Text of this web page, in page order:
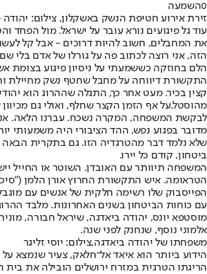
0השמעה
זירת אירוע חטיפת הנשק באשקלון, צילום: יהודה
עוד גל פיגועים נורא עובר על ישראל. מול הפחד
את המחבלים, חשוב להיות דרוכים - אבל קל
הזה, אני רוצה לכתוב פה על גורלו של אדם בלי
הלם בחוזקה כששמעתי על ניסיון פיגוע בצומת
התקשורת דיווחה על מחבל שחטף נשק מחיילת
קצין בכיר. מעט אחר כך, התגלה שההרוג הוא
מהוסטל.על אף הזמן הקצר שחלף, ואולי גם
לבקשת המשפחה, המקרה נשכח. עברנו הלאה.
מדובר בפגוע נפש, ההד הציבורי היה משמעותי
שלא נלמד דבר מהטרגדיה הזו. גם בתקרית הבאה
ביטחון, קודם כל יירו.
המשפחה תיוותר עם האובדן. השוטר או החייל
הטראומה. איש התקשורת החרוץ אורן הלמן
הפייסבוק שלו רשימה חלקית של אנשים עם
עם כוחות הביטחון בשנים האחרונות. מלבד
מוסטפא יונס, יהודה ביאדגה, שיראל חבורה,
אלמוני נוסף, שנחנק לפני שנה.
משפחתו של יהודה ביאדגה,צילום: יוסי זליגר
הידוע ביותר הוא איאד אל־חלאק, צעיר שנמצא
הריגתו הטרגית במזרח ירושלים הובילה את בית